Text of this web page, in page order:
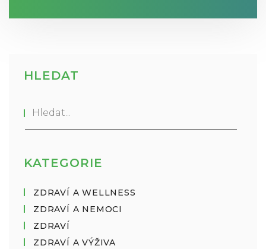
HLEDAT
KATEGORIE
ZDRAVÍ A WELLNESS
ZDRAVÍ A NEMOCI
ZDRAVÍ
ZDRAVÍ A VÝŽIVA